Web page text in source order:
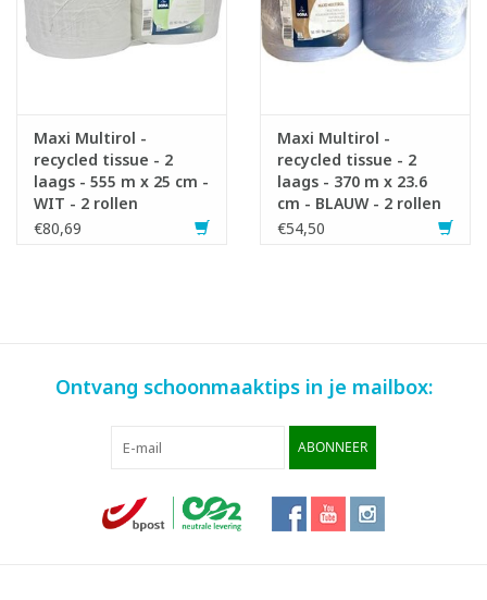
Maxi Multirol -
recycled tissue - 2
laags - 555 m x 25 cm -
WIT - 2 rollen
€80,69
Maxi Multirol -
recycled tissue - 2
laags - 370 m x 23.6
cm - BLAUW - 2 rollen
€54,50
Ontvang schoonmaaktips in je mailbox:
ABONNEER